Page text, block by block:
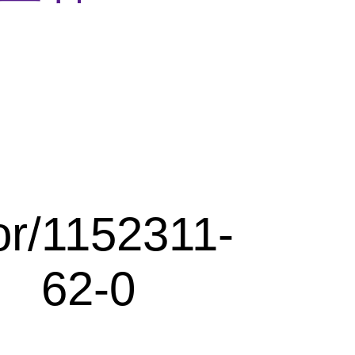
1152311-
62-0